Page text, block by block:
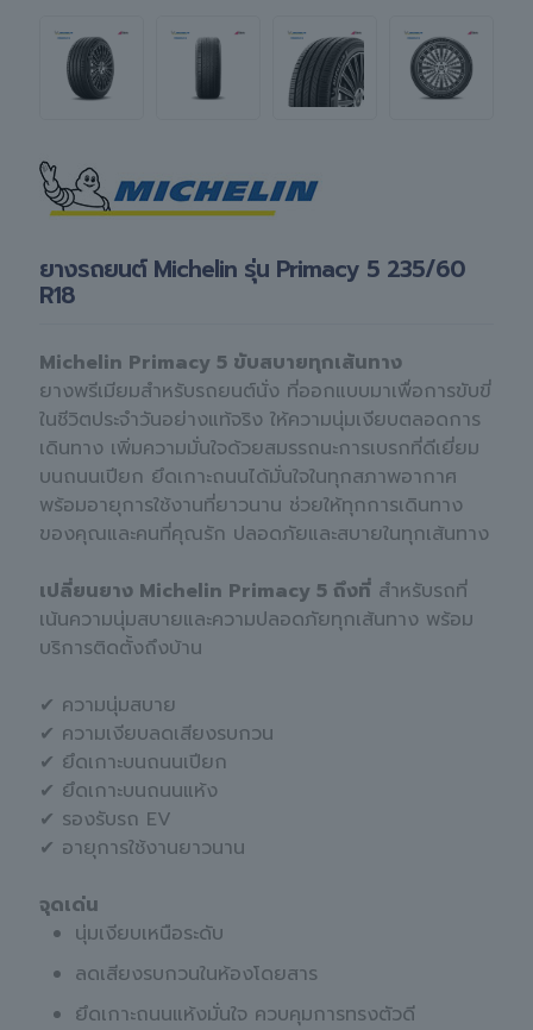
ยางรถยนต์ Michelin รุ่น Primacy 5 235/60
R18
Michelin Primacy 5 ขับสบายทุกเส้นทาง
ยางพรีเมียมสำหรับรถยนต์นั่ง ที่ออกแบบมาเพื่อการขับขี่
ในชีวิตประจำวันอย่างแท้จริง ให้ความนุ่มเงียบตลอดการ
เดินทาง เพิ่มความมั่นใจด้วยสมรรถนะการเบรกที่ดีเยี่ยม
บนถนนเปียก ยึดเกาะถนนได้มั่นใจในทุกสภาพอากาศ
พร้อมอายุการใช้งานที่ยาวนาน ช่วยให้ทุกการเดินทาง
ของคุณและคนที่คุณรัก ปลอดภัยและสบายในทุกเส้นทาง
เปลี่ยนยาง Michelin Primacy 5 ถึงที่ สำหรับรถที่
เน้นความนุ่มสบายและความปลอดภัยทุกเส้นทาง พร้อม
บริการติดตั้งถึงบ้าน
✔ ความนุ่มสบาย
✔ ความเงียบลดเสียงรบกวน
✔ ยึดเกาะบนถนนเปียก
✔ ยึดเกาะบนถนนแห้ง
✔ รองรับรถ EV
✔ อายุการใช้งานยาวนาน
จุดเด่น
นุ่มเงียบเหนือระดับ
ลดเสียงรบกวนในห้องโดยสาร
ยึดเกาะถนนแห้งมั่นใจ ควบคุมการทรงตัวดี